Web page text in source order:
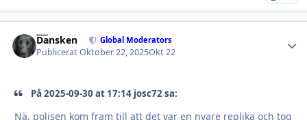
Dansken Global Moderators
PubliceratOktober 22, 2025Okt 22
På 2025-09-30 at 17:14 josc72 sa:
Nä, polisen kom fram till att det var en nyare replika och tog